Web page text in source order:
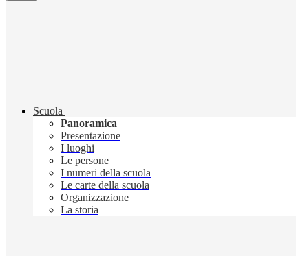
Scuola
Panoramica
Presentazione
I luoghi
Le persone
I numeri della scuola
Le carte della scuola
Organizzazione
La storia